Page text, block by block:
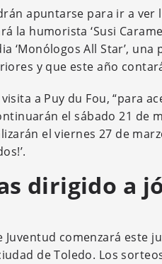
apuntarse para ir a ver
la humorista ‘Susi
‘Monólogos All Star’,
y que este año
a Puy du Fou, “para
el sábado 21 de
el viernes 27 de
dirigido a
comenzará este
de Toledo. Los